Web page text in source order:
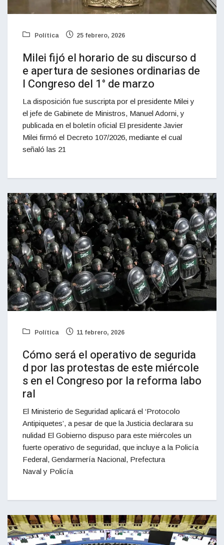
Política 25 febrero, 2026
Milei fijó el horario de su discurso d
e apertura de sesiones ordinarias de
l Congreso del 1° de marzo
La disposición fue suscripta por el presidente Milei y
el jefe de Gabinete de Ministros, Manuel Adorni, y
publicada en el boletín oficial El presidente Javier
Milei firmó el Decreto 107/2026, mediante el cual
señaló las 21
Política 11 febrero, 2026
Cómo será el operativo de segurida
d por las protestas de este miércole
s en el Congreso por la reforma labo
ral
El Ministerio de Seguridad aplicará el ‘Protocolo
Antipiquetes’, a pesar de que la Justicia declarara su
nulidad El Gobierno dispuso para este miércoles un
fuerte operativo de seguridad, que incluye a la Policía
Federal, Gendarmería Nacional, Prefectura
Naval y Policía